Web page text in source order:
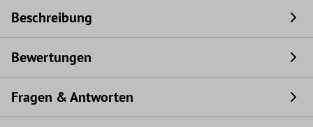
Beschreibung
Bewertungen
Fragen & Antworten